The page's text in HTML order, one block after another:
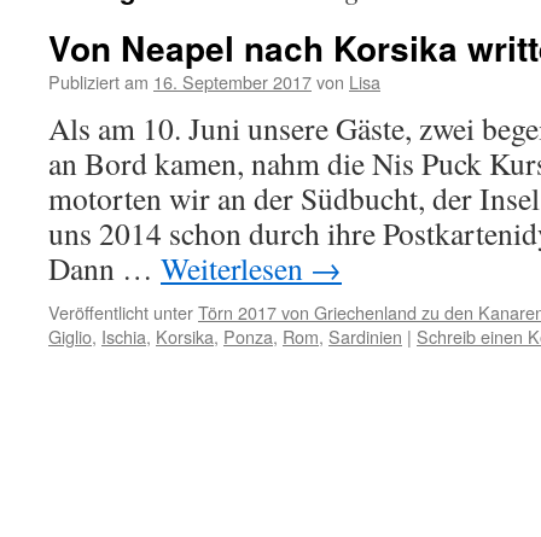
Von Neapel nach Korsika
Publiziert am 16. September 2017von Lisa
Als am 10. Juni unsere Gäste, zwei
an Bord kamen, nahm die Nis Puck
motorten wir an der Südbucht, der
uns 2014 schon durch ihre
Dann … Weiterlesen →
Veröffentlicht unterTörn 2017 von Griechenland zu den
Giglio, Ischia, Korsika, Ponza, Rom, Sardinien | Schreib einen